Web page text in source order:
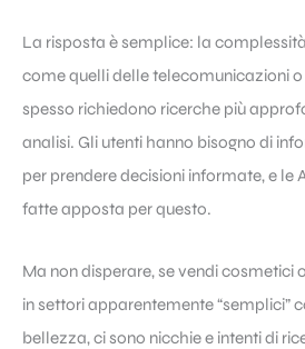
La risposta è semplice: la
come quelli delle telecomunicazioni
spesso richiedono ricerche più
analisi. Gli utenti hanno bisogno di
per prendere decisioni informate, e le
fatte apposta per questo.
Ma non disperare, se vendi cosmetici
in settori apparentemente “semplici”
bellezza, ci sono nicchie e intenti di